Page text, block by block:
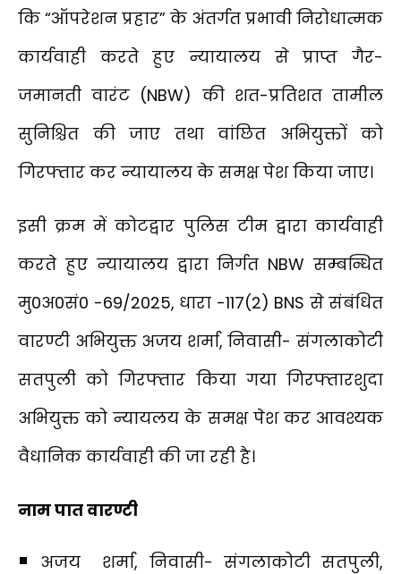
कि “ऑपरेशन प्रहार” के अंतर्गत प्रभावी निरोधात्मक
कार्यवाही करते हुए न्यायालय से प्राप्त गैर-
जमानती वारंट (NBW) की शत-प्रतिशत तामील
सुनिश्चित की जाए तथा वांछित अभियुक्तों को
गिरफ्तार कर न्यायालय के समक्ष पेश किया जाए।
इसी क्रम में कोटद्वार पुलिस टीम द्वारा कार्यवाही
करते हुए न्यायालय द्वारा निर्गत NBW सम्बन्धित
मु0अ0सं0 -69/2025, धारा -117(2) BNS से संबंधित
वारण्टी अभियुक्त अजय शर्मा, निवासी- संगलाकोटी
सतपुली को गिरफ्तार किया गया गिरफ्तारशुदा
अभियुक्त को न्यायलय के समक्ष पेश कर आवश्यक
वैधानिक कार्यवाही की जा रही है।
नाम पात वारण्टी
अजय शर्मा, निवासी- संगलाकोटी सतपुली,